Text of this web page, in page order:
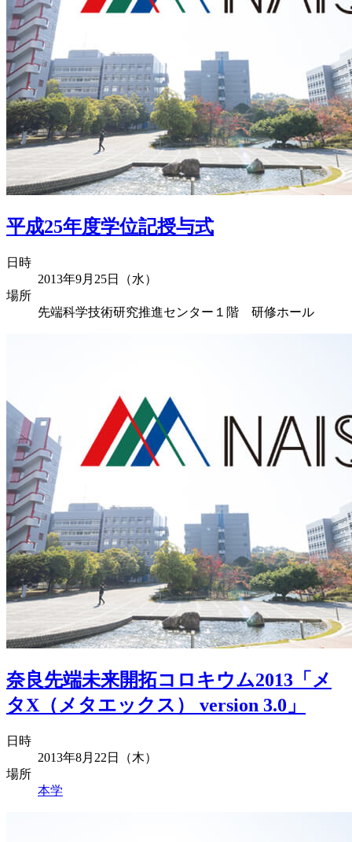
平成25年度学位記授与式
日時
2013年9月25日（水）
場所
先端科学技術研究推進センター１階 研修ホール
奈良先端未来開拓コロキウム2013「メ
タX（メタエックス） version 3.0」
日時
2013年8月22日（木）
場所
本学